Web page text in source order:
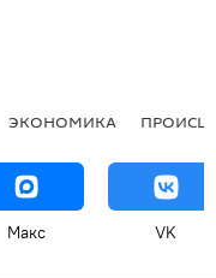
ЭКОНОМИКА
Макс VK